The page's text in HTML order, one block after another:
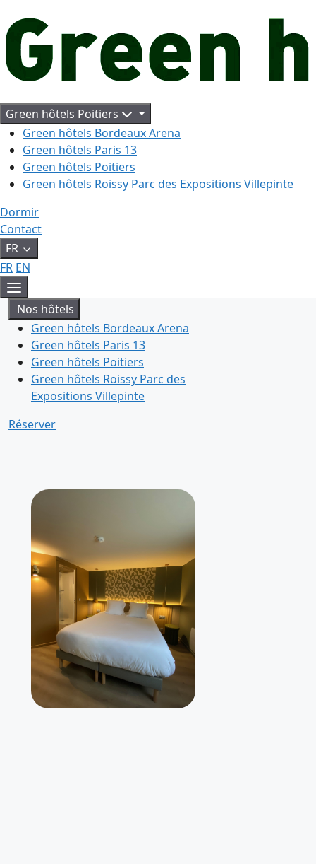
au
contenu
Green hôtels Poitiers
Green hôtels Bordeaux Arena
Green hôtels Paris 13
Green hôtels Poitiers
Green hôtels Roissy Parc des Expositions Villepinte
Dormir
Contact
FR
FR EN
Menu
Nos hôtels
Green hôtels Bordeaux Arena
Green hôtels Paris 13
Green hôtels Poitiers
Green hôtels Roissy Parc des
Expositions Villepinte
Réserver